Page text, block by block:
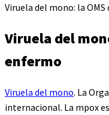
Viruela del mono: la
Viruela del
enfermo
Viruela del mono. La
internacional. La mpox